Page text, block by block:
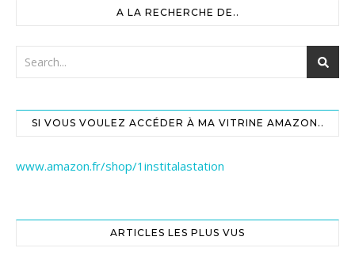
A LA RECHERCHE DE..
SI VOUS VOULEZ ACCÉDER À MA VITRINE AMAZON..
www.amazon.fr/shop/1institalastation
ARTICLES LES PLUS VUS